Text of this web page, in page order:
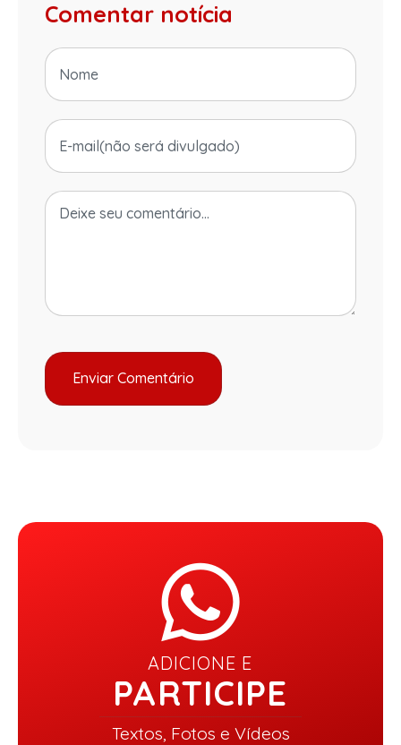
Comentar notícia
ADICIONE E
PARTICIPE
Textos, Fotos e Vídeos